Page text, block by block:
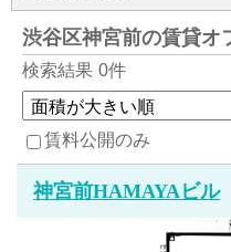
渋谷区神宮前の賃貸オ
検索結果 0件
賃料公開のみ
神宮前HAMAYAビル